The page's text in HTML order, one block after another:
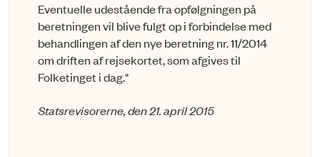
Eventuelle udestående fra opfølgningen på
beretningen vil blive fulgt op i forbindelse med
behandlingen af den nye beretning nr. 11/2014
om driften af rejsekortet, som afgives til
Folketinget i dag."
Statsrevisorerne, den 21. april 2015